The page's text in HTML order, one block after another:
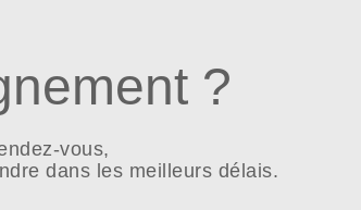
?
vous,
dans les meilleurs délais.